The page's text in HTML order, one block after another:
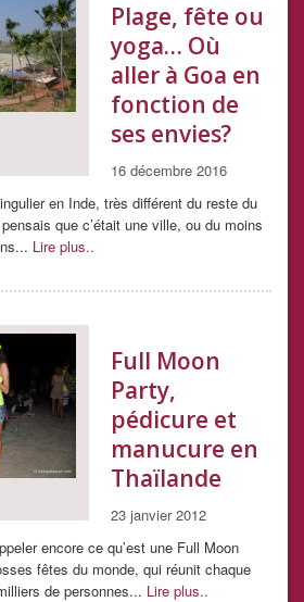
Plage, fête ou
yoga… Où
aller à Goa en
fonction de
ses envies?
16 décembre 2016
en Inde, très différent du reste du
que c’était une ville, ou du moins
Lire plus..
Full Moon
Party,
pédicure et
manucure en
Thaïlande
23 janvier 2012
encore ce qu’est une Full Moon
fêtes du monde, qui réunit chaque
de personnes... Lire plus..